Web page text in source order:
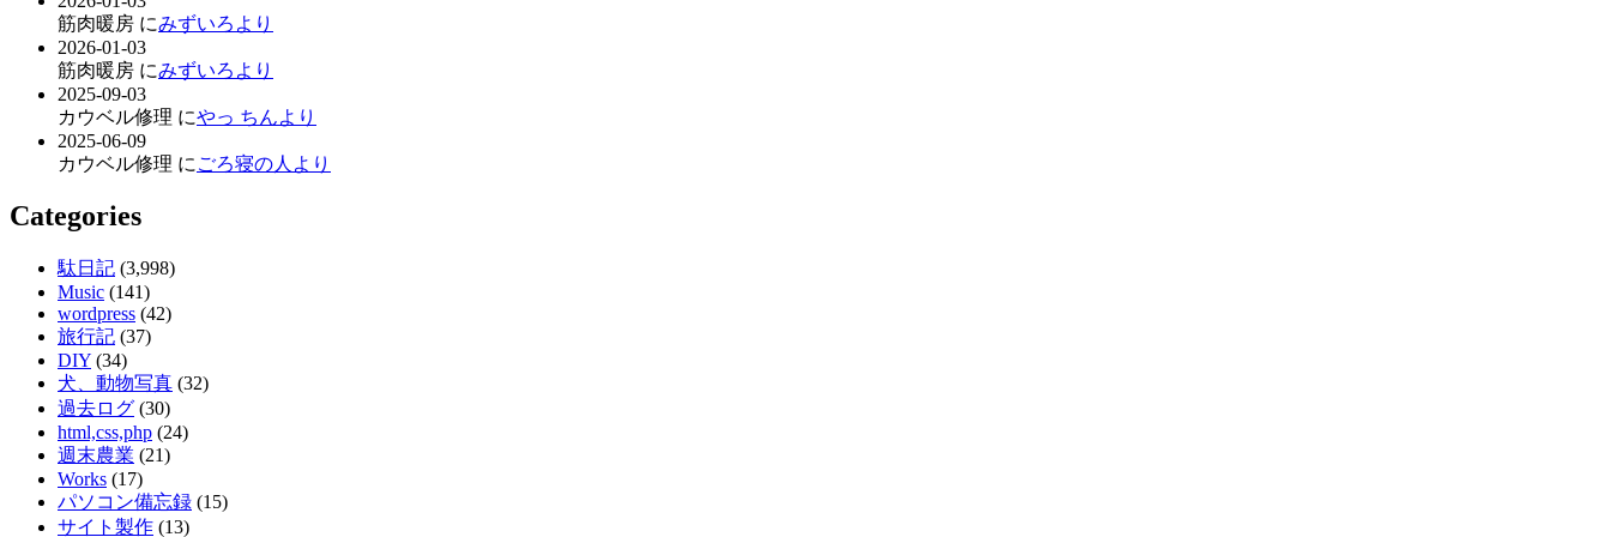
筋肉暖房 にみずいろより
2026-01-03
筋肉暖房 にみずいろより
2025-09-03
カウベル修理 にやっ ちんより
2025-06-09
カウベル修理 に ごろ寝の人より
Categories
駄日記 (3,998)
Music (141)
wordpress (42)
旅行記 (37)
DIY (34)
犬、動物写真 (32)
過去ログ (30)
html,css,php (24)
週末農業 (21)
Works (17)
パソコン備忘録 (15)
サイト製作 (13)